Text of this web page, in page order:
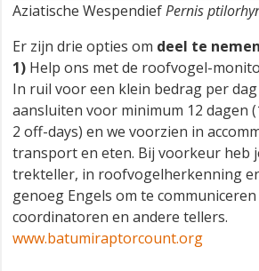
Aziatische WespendiefPernis
Er zijn drie opties om deel te nemen
1) Help ons met de roofvogel-
In ruil voor een klein bedrag per dag
aansluiten voor minimum 12 dagen
2 off-days) en we voorzien in
transport en eten. Bij voorkeur heb
trekteller, in roofvogelherkenning
genoeg Engels om te
coordinatoren en andere tellers.
www.batumiraptorcount.org